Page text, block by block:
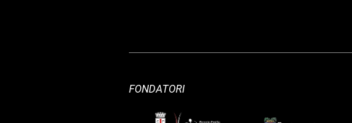
FONDATORI